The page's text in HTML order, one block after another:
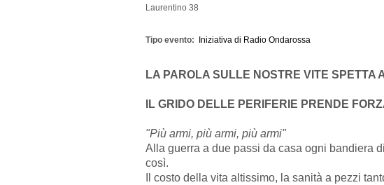
Laurentino 38
Tipo evento Iniziativa di Radio Ondarossa
LA PAROLA SULLE NOSTRE VITE SPETTA
IL GRIDO DELLE PERIFERIE PRENDE
"Più armi, più armi, più armi"
Alla guerra a due passi da casa ogni bandiera
così.
Il costo della vita altissimo, la sanità a pezzi